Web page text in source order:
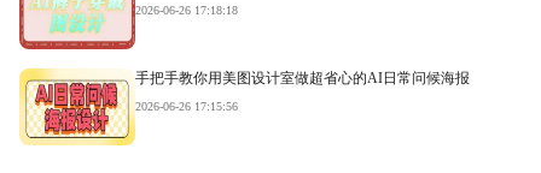
2026-06-26 17:18:18
手把手教你用美图设计室做超省心的AI日常问候海报
2026-06-26 17:15:56